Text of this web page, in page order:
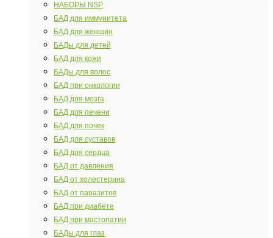
НАБОРЫ NSP
БАД для иммунитета
БАД для женщин
БАДы для детей
БАД для кожи
БАДы для волос
БАД при онкологии
БАД для мозга
БАД для печени
БАД для почек
БАД для суставов
БАД для сердца
БАД от давления
БАД от холестерина
БАД от паразитов
БАД при диабете
БАД при мастопатии
БАДы для глаз